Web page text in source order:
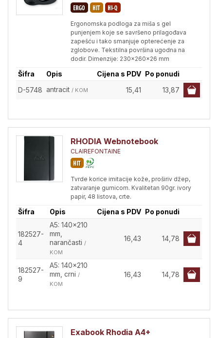
Ergonomska podloga za miša s gel
punjenjem koje se savršeno prilagođava
zapešću i tako smanjuje opterećenje za
zglobove. Tekstilna površina ugodna na
dodir. Dimenzije: 230x260x26 mm
Šifra Opis Cijena s PDV Po ponudi
D-5748 antracit / KOM 15,41 13,87
RHODIA Webnotebook
CLAIREFONTAINE
Tvrde korice imitacije kože, proširiv džep,
zatvaranje gumicom. Kvalitetan 90gr. ivory
papir, 48 listova, crte.
Šifra Opis Cijena s PDV Po ponudi
182527-
4
A5: 140x210
mm,
narančasti /
KOM
16,43 14,78
182527-
9
A5: 140x210
mm, crni /
KOM
16,43 14,78
Exabook Rhodia A4+